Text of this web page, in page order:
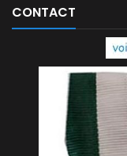
CONTACT